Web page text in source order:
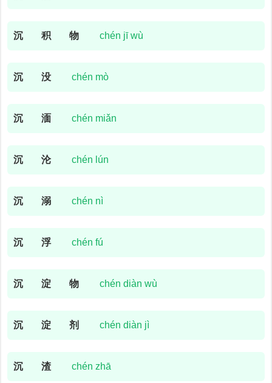
沉 积 物 chén jī wù
沉 没 chén mò
沉 湎 chén miǎn
沉 沦 chén lún
沉 溺 chén nì
沉 浮 chén fú
沉 淀 物 chén diàn wù
沉 淀 剂 chén diàn jì
沉 渣 chén zhā